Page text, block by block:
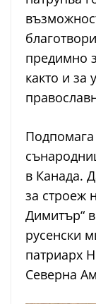
предимно
както и за
в Канада.
за строеж
Димитър“
русенски
патриарх
Северна